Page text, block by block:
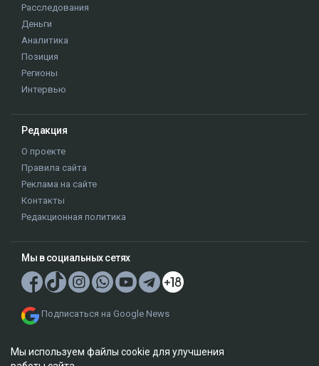
Расследования
Деньги
Аналитика
Позиция
Регионы
Интервью
Редакция
О проекте
Правила сайта
Реклама на сайте
Контакты
Редакционная политика
Мы в социальных сетях
Подписаться на Google News
Мы используем файлы cookie для улучшения